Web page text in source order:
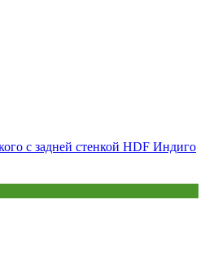
с задней стенкой HDF Индиго